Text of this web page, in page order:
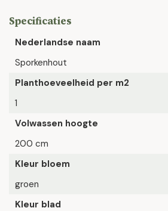
Specificaties
Nederlandse naam
Sporkenhout
Planthoeveelheid per m2
1
Volwassen hoogte
200 cm
Kleur bloem
groen
Kleur blad